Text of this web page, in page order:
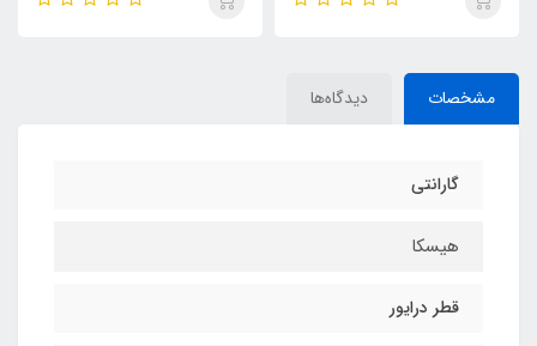
مشخصات دیدگاه‌ها
گارانتی
هیسکا
قطر درایور